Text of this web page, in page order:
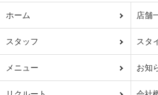
ホーム 店舗
スタッフ スタ
メニュー お知